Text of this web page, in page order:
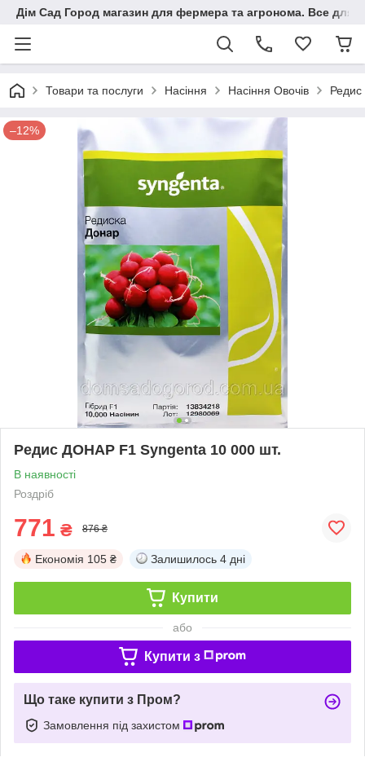
Дім Сад Город магазин для фермера та агронома. Все для
Товари та послуги Насіння Насіння Овочів Редис
–12%
Редис ДОНАР F1 Syngenta 10 000 шт.
В наявності
Роздріб
771 ₴ 876 ₴
Економія 105 ₴ Залишилось 4 дні
Купити
або
Купити з
Що таке купити з Пром?
Замовлення під захистом